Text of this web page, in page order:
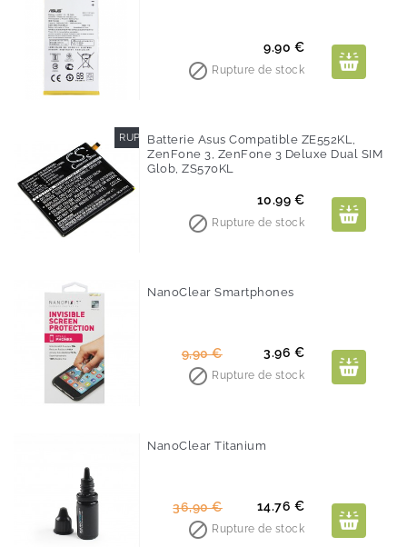
Prix
9.90 €
 Rupture de stock
RUPTURE DE STOCK
Batterie Asus Compatible ZE552KL,
ZenFone 3, ZenFone 3 Deluxe Dual SIM
Glob, ZS570KL
Prix
10.99 €
 Rupture de stock
NanoClear Smartphones
Prix
de
9,90 €Prix 3.96 €
 Rupture de stock
NanoClear Titanium
Prix
36,90 €Prix 14.76 €
 Rupture de stock